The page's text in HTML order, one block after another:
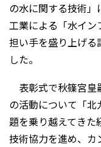
の水に関する技術
工業による「水イン
担い手を盛り上げ
した。
表彰式で秋篠宮皇
の活動について「
題を乗り越えてき
技術協力を進め、